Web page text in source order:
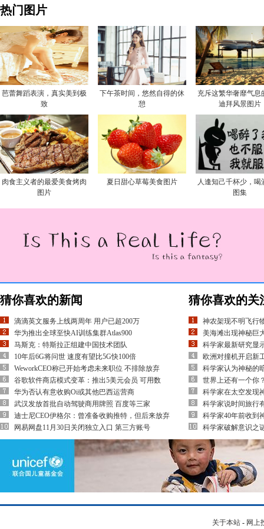
热门图片
芭蕾舞蹈表演，真实美到极
致
下午茶时间，悠然自得的休
憩
充斥这繁华奢靡气息
迪拜风景图片
肉食主义者的最爱美食烤肉
图片
夏日甜心草莓美食图片
人逢知己千杯少，喝
图集
猜你喜欢的新闻
滴滴英文服务上线两周年 用户已超200万
华为推出全球至快AI训练集群Atlas900
马斯克：特斯拉正组建中国技术团队
10年后6G将问世 速度有望比5G快100倍
WeworkCEO称已开始考虑未来职位 不排除放弃
谷歌软件商店模式变革：推出5美元会员 可用数
华为否认有意收购Oi或其他巴西运营商
武汉发放首批自动驾驶商用牌照 百度等三家
迪士尼CEO伊格尔：曾准备收购推特，但后来放弃
网易网盘11月30日关闭独立入口 第三方账号
猜你喜欢的关
神农架现不明飞行
美海滩出现神秘巨
科学家最新研究显
欧洲对撞机开启新
科学家认为神秘的
世界上还有一个你
科学家在太空发现
科学家说时间旅行
科学家40年前收到
科学家破解意识之
关于本站 - 网上